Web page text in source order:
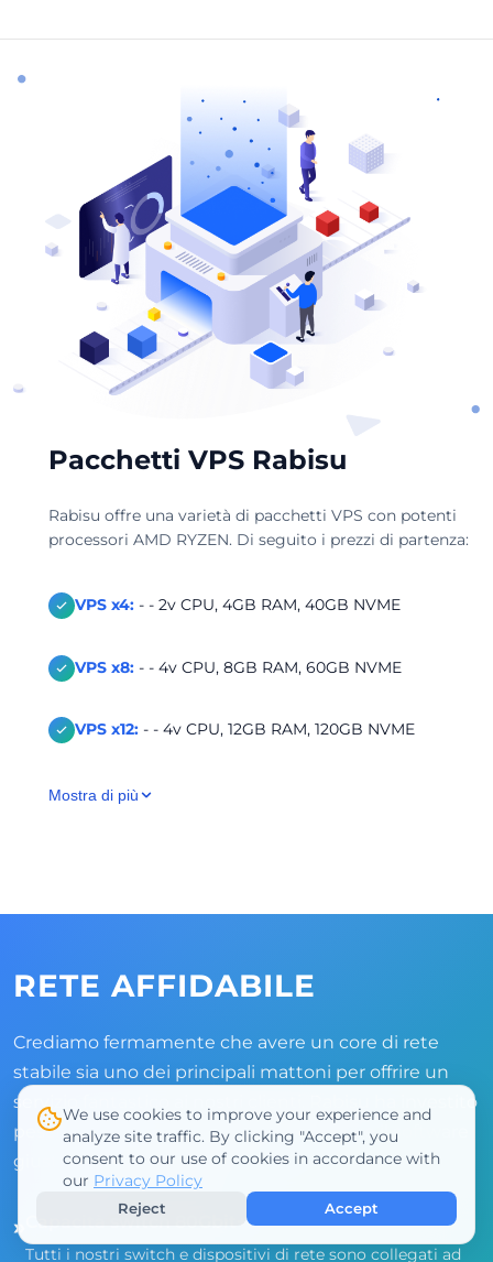
Pacchetti VPS Rabisu
Rabisu offre una varietà di pacchetti VPS con potenti
processori AMD RYZEN. Di seguito i prezzi di partenza:
VPS x4: - - 2v CPU, 4GB RAM, 40GB NVME
VPS x8: - - 4v CPU, 8GB RAM, 60GB NVME
VPS x12: - - 4v CPU, 12GB RAM, 120GB NVME
Mostra di più
RETE AFFIDABILE
Crediamo fermamente che avere un core di rete
stabile sia uno dei principali mattoni per offrire un
servizio fantastico ai nostri clienti. Rabisu ha investito
pesantemente per garantire l'hardware e il software
giusti per facilitare questo.
» Capacità switch 80Gbit+
Tutti i nostri switch e dispositivi di rete sono collegati ad
We use cookies to improve your experience and
analyze site traffic. By clicking "Accept", you
consent to our use of cookies in accordance with
our Privacy Policy
Reject Accept